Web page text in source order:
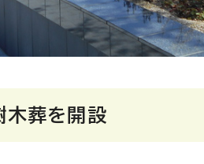
木葬を開設